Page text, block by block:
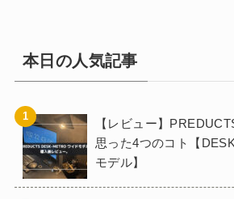
本日の人気記事
【レビュー】
思った4つのコト【
モデル】